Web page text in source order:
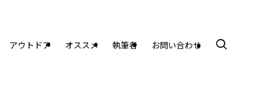
アウトドア オススメ 執筆者 お問い合わせ